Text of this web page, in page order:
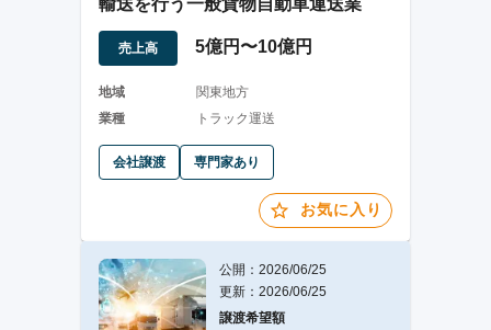
輸送を行う一般貨物自動車運送業
売上高 5億円〜10億円
地域
関東地方
業種
トラック運送
会社譲渡 専門家あり
お気に入り
公開：2026/06/25
更新：2026/06/25
譲渡希望額